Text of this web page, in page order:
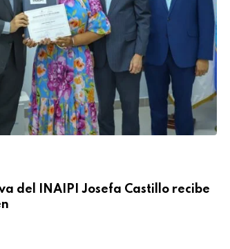
del INAIPI Josefa Castillo recibe